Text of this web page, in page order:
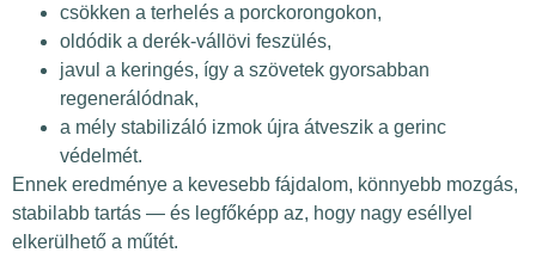
csökken a terhelés a porckorongokon,
oldódik a derék-vállövi feszülés,
javul a keringés, így a szövetek gyorsabban
regenerálódnak,
a mély stabilizáló izmok újra átveszik a gerinc
védelmét.
Ennek eredménye a kevesebb fájdalom, könnyebb mozgás,
stabilabb tartás — és legfőképp az, hogy nagy eséllyel
elkerülhető a műtét.